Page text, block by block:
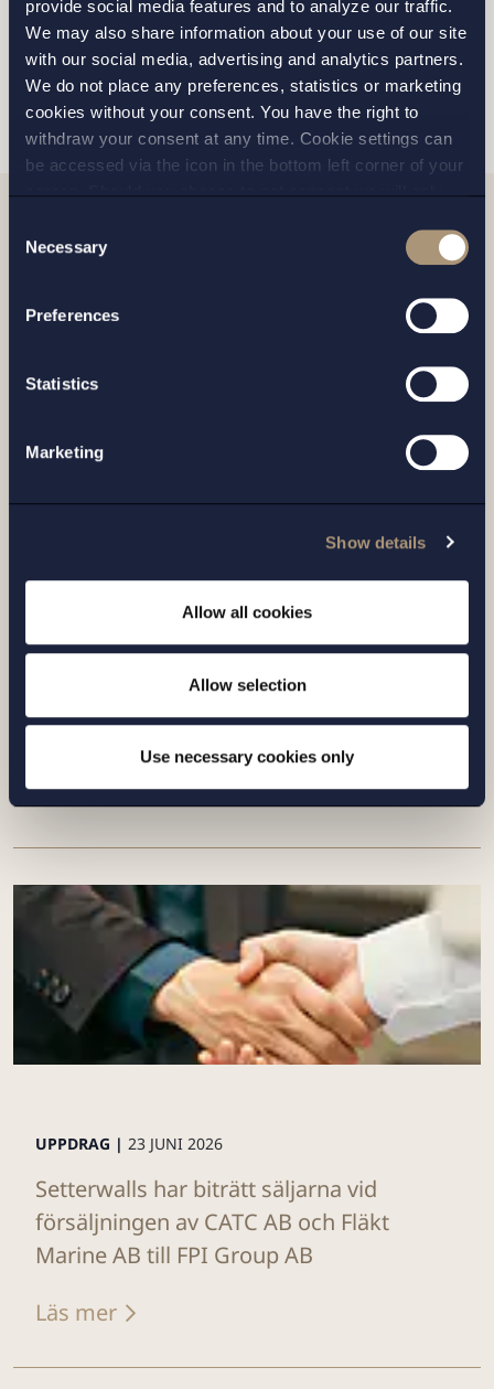
provide social media features and to analyze our traffic.
We may also share information about your use of our site
with our social media, advertising and analytics partners.
We do not place any preferences, statistics or marketing
cookies without your consent. You have the right to
withdraw your consent at any time. Cookie settings can
be accessed via the icon in the bottom left corner of your
screen. Should you choose to not consent we will only
andprivacy policy
for more details on cookies and our
Selection
Necessary
Preferences
Statistics
Marketing
Show details
Allow all cookies
Allow selection
Use necessary cookies only
SKICKA
Relaterade nyheter
plattform för förnyelsebar energi till
Euro...
Läs mer
UPPDRAG | 23 JUNI 2026
Setterwalls har biträtt säljarna vid
försäljningen av CATC AB och Fläkt
Marine AB till FPI Group AB
Läs mer